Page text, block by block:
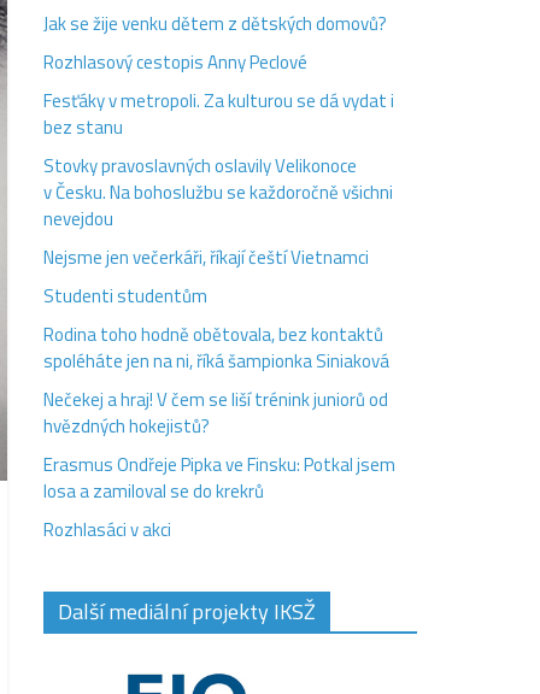
Jak se žije venku dětem z dětských domovů?
Rozhlasový cestopis Anny Peclové
Fesťáky v metropoli. Za kulturou se dá vydat i
bez stanu
Stovky pravoslavných oslavily Velikonoce
v Česku. Na bohoslužbu se každoročně všichni
nevejdou
Nejsme jen večerkáři, říkají čeští Vietnamci
Studenti studentům
Rodina toho hodně obětovala, bez kontaktů
spoléháte jen na ni, říká šampionka Siniaková
Nečekej a hraj! V čem se liší trénink juniorů od
hvězdných hokejistů?
Erasmus Ondřeje Pipka ve Finsku: Potkal jsem
losa a zamiloval se do krekrů
Rozhlasáci v akci
Další mediální projekty IKSŽ